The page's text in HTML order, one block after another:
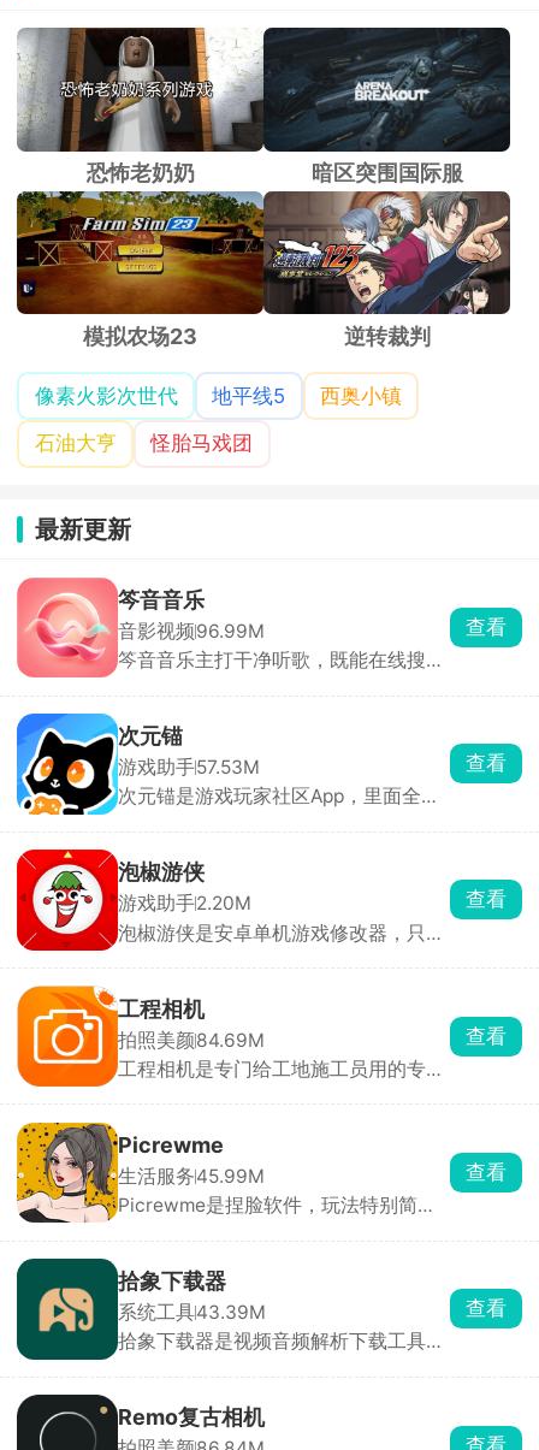
恐怖老奶奶 暗区突围国际服
模拟农场23 逆转裁判
像素火影次世代 地平线5
西奥小镇
石油大亨
怪胎马戏团
最新更新
笒音音乐
音影视频96.99M
笒音音乐主打干净听歌，既能在线搜全
明白白，直接搜歌名、歌手就能播放，
还能直接导入歌单一键迁移收藏，不用
重新手动加歌。喜欢高品质听歌的可以
直接拉满无损音质，好听的曲子能直接
查看
次元锚
游戏助手57.53M
次元锚是游戏玩家社区App，里面全是
专区。高玩写的攻略特别硬核，从开荒
到隐藏要素都讲得很细。能发动态、聊
话题、找队友开黑，社区氛围挺纯粹。
查看
泡椒游侠
游戏助手2.20M
泡椒游侠是安卓单机游戏修改器，只有
数值，改完锁定就行。还能加速、自动
挂机。适配各种模拟器老游戏。但只能
玩单机，联网手游用了会封号，新游戏
加密可能改不了，iOS 也用不了。
查看
工程相机
拍照美颜84.69M
工程相机是专门给工地施工员用的专业
气，还能填上项目名称、施工楼栋，后
期没办法修图篡改照片时间地点，照片
直接就能当做工作凭证，避免后期扯皮
不认账。照片本地和云端双重备份，不
查看
Picrewme
生活服务45.99M
Picrewme是捏脸软件，玩法特别简
义就行。分开选择肤色、脸型、前后发
型等，颜色自由换，不喜欢的配饰直接
点叉删掉，还能调整位置和大小。懒得
慢慢搭配直接点骰子随机生成，经常开
QQ、游戏头像刚刚好。
查看
拾象下载器
系统工具43.39M
拾象下载器是视频音频解析下载工具，
直接复制视频链接粘贴到软件首页解
析，或是在刷视频时点分享，直接跳转
查看
Remo复古相机
查看